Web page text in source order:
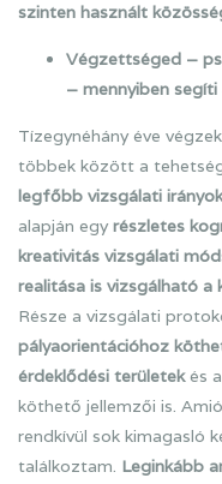
szinten használt
Végzettséged –
– mennyiben
Tízegynéhány éve
többek között a
legfőbb vizsgálati irányok
alapján egyrészletes
kreativitás vizsgálati
realitása is vizsgálható a
Része a vizsgálati
pályaorientációhoz
érdeklődési területekés
köthető jellemzői is.
rendkívül sok kimagasló
találkoztam. Leginkább